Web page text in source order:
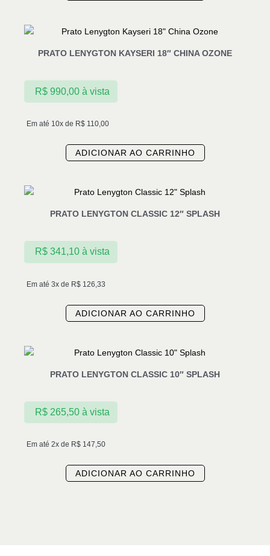
PRATO LENYGTON KAYSERI 18″ CHINA OZONE
Em até 10x de R$ 110,00
R$990,00 à vista
ADICIONAR AO CARRINHO
PRATO LENYGTON CLASSIC 12″ SPLASH
Em até 3x de R$ 126,33
R$341,10 à vista
ADICIONAR AO CARRINHO
PRATO LENYGTON CLASSIC 10″ SPLASH
Em até 2x de R$ 147,50
R$265,50 à vista
ADICIONAR AO CARRINHO